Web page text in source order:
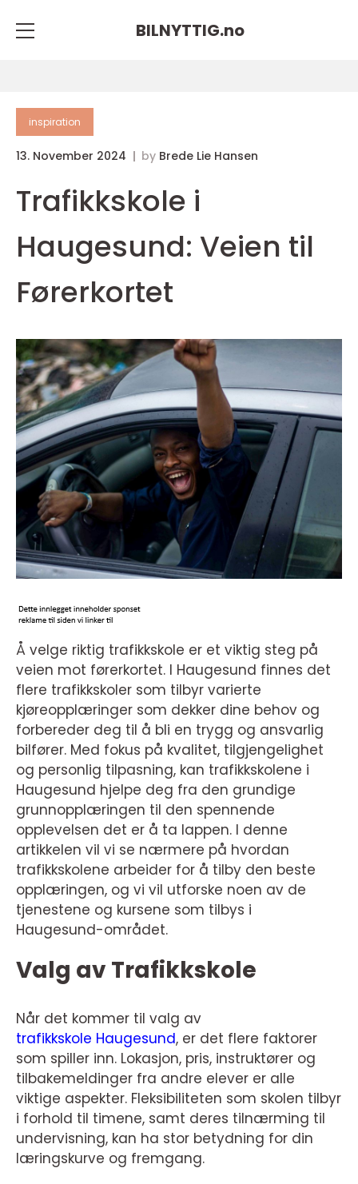
BILNYTTIG.no
inspiration
13. November 2024 by Brede Lie Hansen
Trafikkskole i
Haugesund: Veien til
Førerkortet
Å velge riktig trafikkskole er et viktig steg på
veien mot førerkortet. I Haugesund finnes det
flere trafikkskoler som tilbyr varierte
kjøreopplæringer som dekker dine behov og
forbereder deg til å bli en trygg og ansvarlig
bilfører. Med fokus på kvalitet, tilgjengelighet
og personlig tilpasning, kan trafikkskolene i
Haugesund hjelpe deg fra den grundige
grunnopplæringen til den spennende
opplevelsen det er å ta lappen. I denne
artikkelen vil vi se nærmere på hvordan
trafikkskolene arbeider for å tilby den beste
opplæringen, og vi vil utforske noen av de
tjenestene og kursene som tilbys i
Haugesund-området.
Valg av Trafikkskole
Når det kommer til valg av
trafikkskole Haugesund, er det flere faktorer
som spiller inn. Lokasjon, pris, instruktører og
tilbakemeldinger fra andre elever er alle
viktige aspekter. Fleksibiliteten som skolen tilbyr
i forhold til timene, samt deres tilnærming til
undervisning, kan ha stor betydning for din
læringskurve og fremgang.